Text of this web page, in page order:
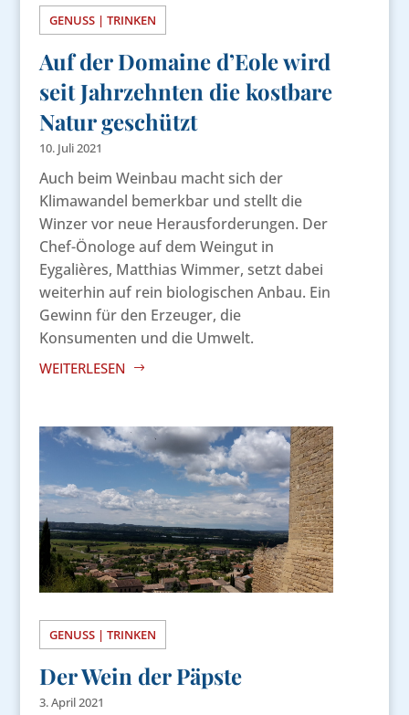
GENUSS | TRINKEN
Auf der Domaine d’Eole wird
seit Jahrzehnten die kostbare
Natur geschützt
10. Juli 2021
Auch beim Weinbau macht sich der
Klimawandel bemerkbar und stellt die
Winzer vor neue Herausforderungen. Der
Chef-Önologe auf dem Weingut in
Eygalières, Matthias Wimmer, setzt dabei
weiterhin auf rein biologischen Anbau. Ein
Gewinn für den Erzeuger, die
Konsumenten und die Umwelt.
WEITERLESEN
GENUSS | TRINKEN
Der Wein der Päpste
3. April 2021